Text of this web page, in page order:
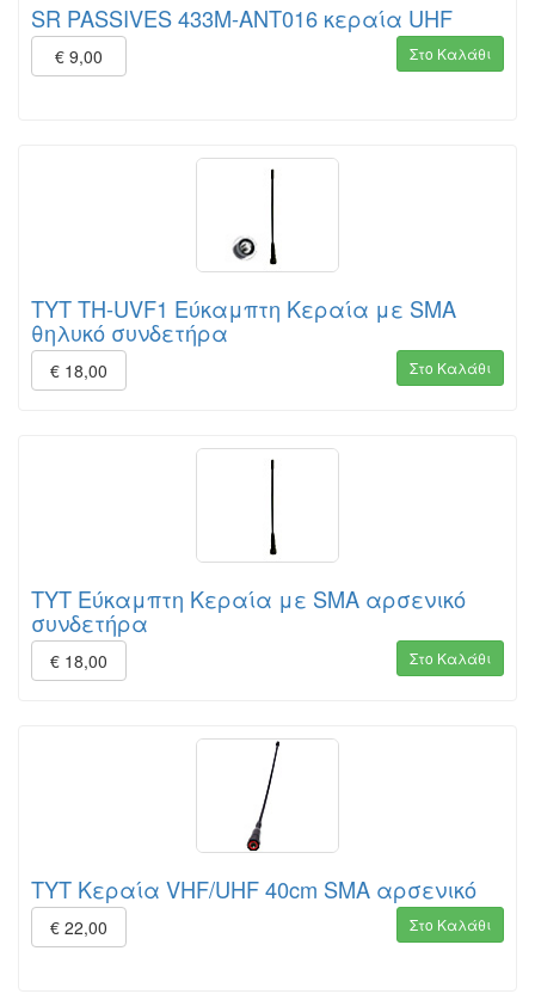
SR PASSIVES 433M-ANT016 κεραία UHF
€ 9,00 Στο Καλάθι
TYT TH-UVF1 Εύκαμπτη Κεραία με SMA
θηλυκό συνδετήρα
€ 18,00 Στο Καλάθι
TYT Εύκαμπτη Κεραία με SMA αρσενικό
συνδετήρα
€ 18,00 Στο Καλάθι
TYT Κεραία VHF/UHF 40cm SMA αρσενικό
€ 22,00 Στο Καλάθι